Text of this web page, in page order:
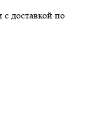
с доставкой по